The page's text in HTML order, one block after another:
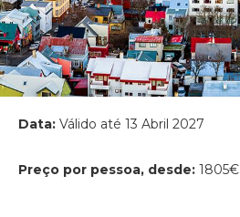
Data: Válido até 13 Abril 2027
Preço por pessoa, desde: 1805€